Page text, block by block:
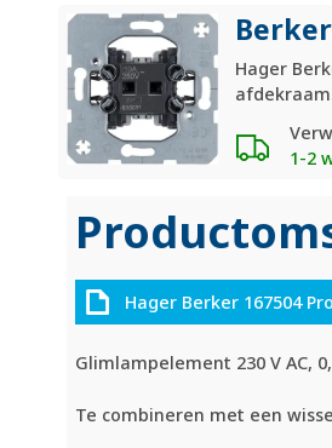
Hager
1-2
Hager Berker 167504
Glimlampelement 230 V AC,
Te combineren met een